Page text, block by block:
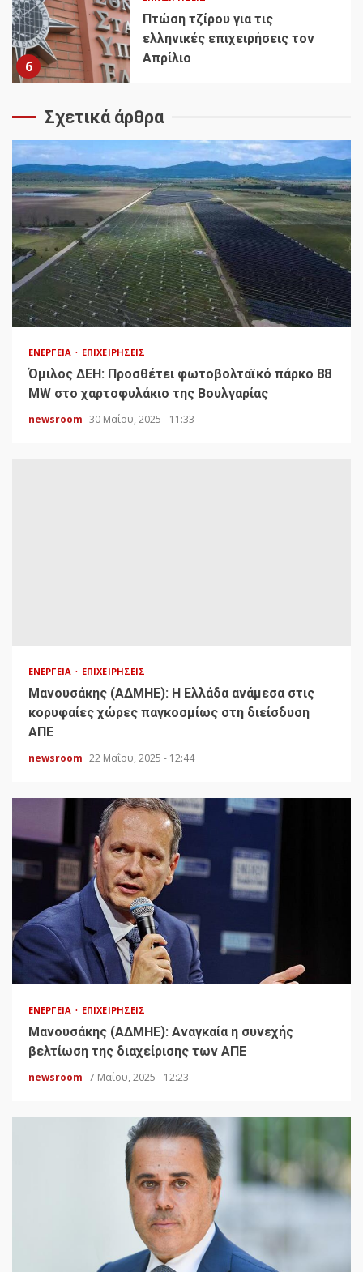
6
Πτώση τζίρου για τις
ελληνικές επιχειρήσεις τον
Απρίλιο
Σχετικά άρθρα
ΕΝΈΡΓΕΙΑ ΕΠΙΧΕΙΡΉΣΕΙΣ
Όμιλος ΔΕΗ: Προσθέτει φωτοβολταϊκό πάρκο 88
MW στο χαρτοφυλάκιο της Βουλγαρίας
newsroom 30 Μαΐου, 2025 - 11:33
ΕΝΈΡΓΕΙΑ ΕΠΙΧΕΙΡΉΣΕΙΣ
Μανουσάκης (ΑΔΜΗΕ): Η Ελλάδα ανάμεσα στις
κορυφαίες χώρες παγκοσμίως στη διείσδυση
ΑΠΕ
newsroom 22 Μαΐου, 2025 - 12:44
ΕΝΈΡΓΕΙΑ ΕΠΙΧΕΙΡΉΣΕΙΣ
Μανουσάκης (ΑΔΜΗΕ): Αναγκαία η συνεχής
βελτίωση της διαχείρισης των ΑΠΕ
newsroom 7 Μαΐου, 2025 - 12:23